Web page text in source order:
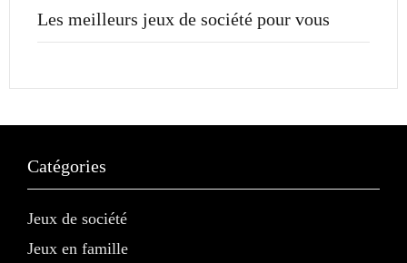
Les meilleurs jeux de société pour vous
Catégories
Jeux de société
Jeux en famille